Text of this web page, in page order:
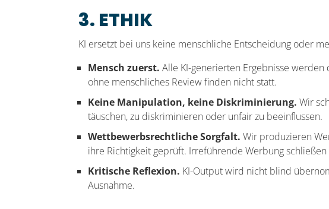
3. ETHIK
KI ersetzt bei uns keine menschliche Entscheidung oder
Mensch zuerst. Alle KI-generierten Ergebnisse
ohne menschliches Review finden nicht statt.
Keine Manipulation, keine Diskriminierung. Wir
täuschen, zu diskriminieren oder unfair zu beeinflussen.
Wettbewerbsrechtliche Sorgfalt. Wir produzieren
ihre Richtigkeit geprüft. Irreführende Werbung
Kritische Reflexion. KI-Output wird nicht blind
Ausnahme.